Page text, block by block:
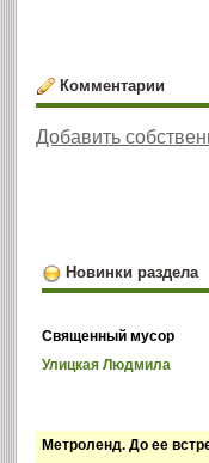
Комментарии
Добавить
Новинки раздела
Священный мусор
Улицкая Людмила
Метроленд. До ее